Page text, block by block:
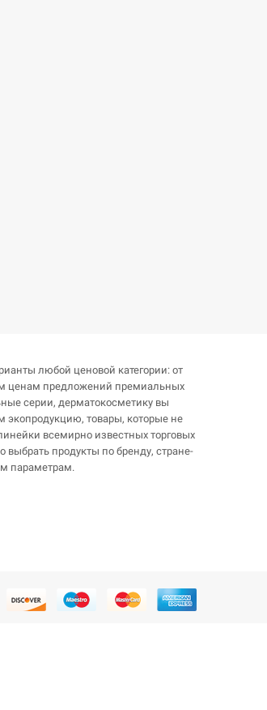
любой ценовой категории: от
ценам предложений премиальных
серии, дерматокосметику вы
экопродукцию, товары, которые не
всемирно известных торговых
продукты по бренду, стране-
параметрам.